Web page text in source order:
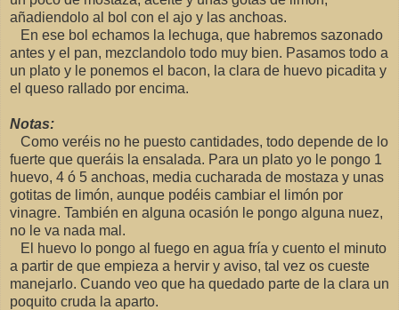
añadiendolo al bol con el ajo y las anchoas.
En ese bol echamos la lechuga, que habremos sazonado
antes y el pan, mezclandolo todo muy bien. Pasamos todo a
un plato y le ponemos el bacon, la clara de huevo picadita y
el queso rallado por encima.
Notas:
Como veréis no he puesto cantidades, todo depende de lo
fuerte que queráis la ensalada. Para un plato yo le pongo 1
huevo, 4 ó 5 anchoas, media cucharada de mostaza y unas
gotitas de limón, aunque podéis cambiar el limón por
vinagre. También en alguna ocasión le pongo alguna nuez,
no le va nada mal.
El huevo lo pongo al fuego en agua fría y cuento el minuto
a partir de que empieza a hervir y aviso, tal vez os cueste
manejarlo. Cuando veo que ha quedado parte de la clara un
poquito cruda la aparto.